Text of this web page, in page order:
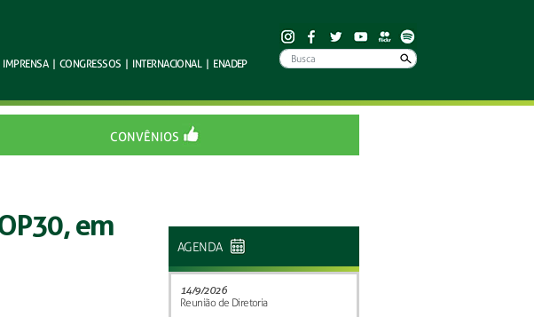
IMPRENSA | CONGRESSOS | INTERNACIONAL | ENADEP
CONVÊNIOS
em
AGENDA
14/9/2026
Reunião de Diretoria